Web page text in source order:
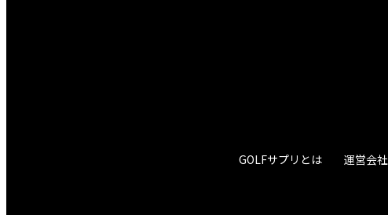
GOLFサプリとは 運営会社